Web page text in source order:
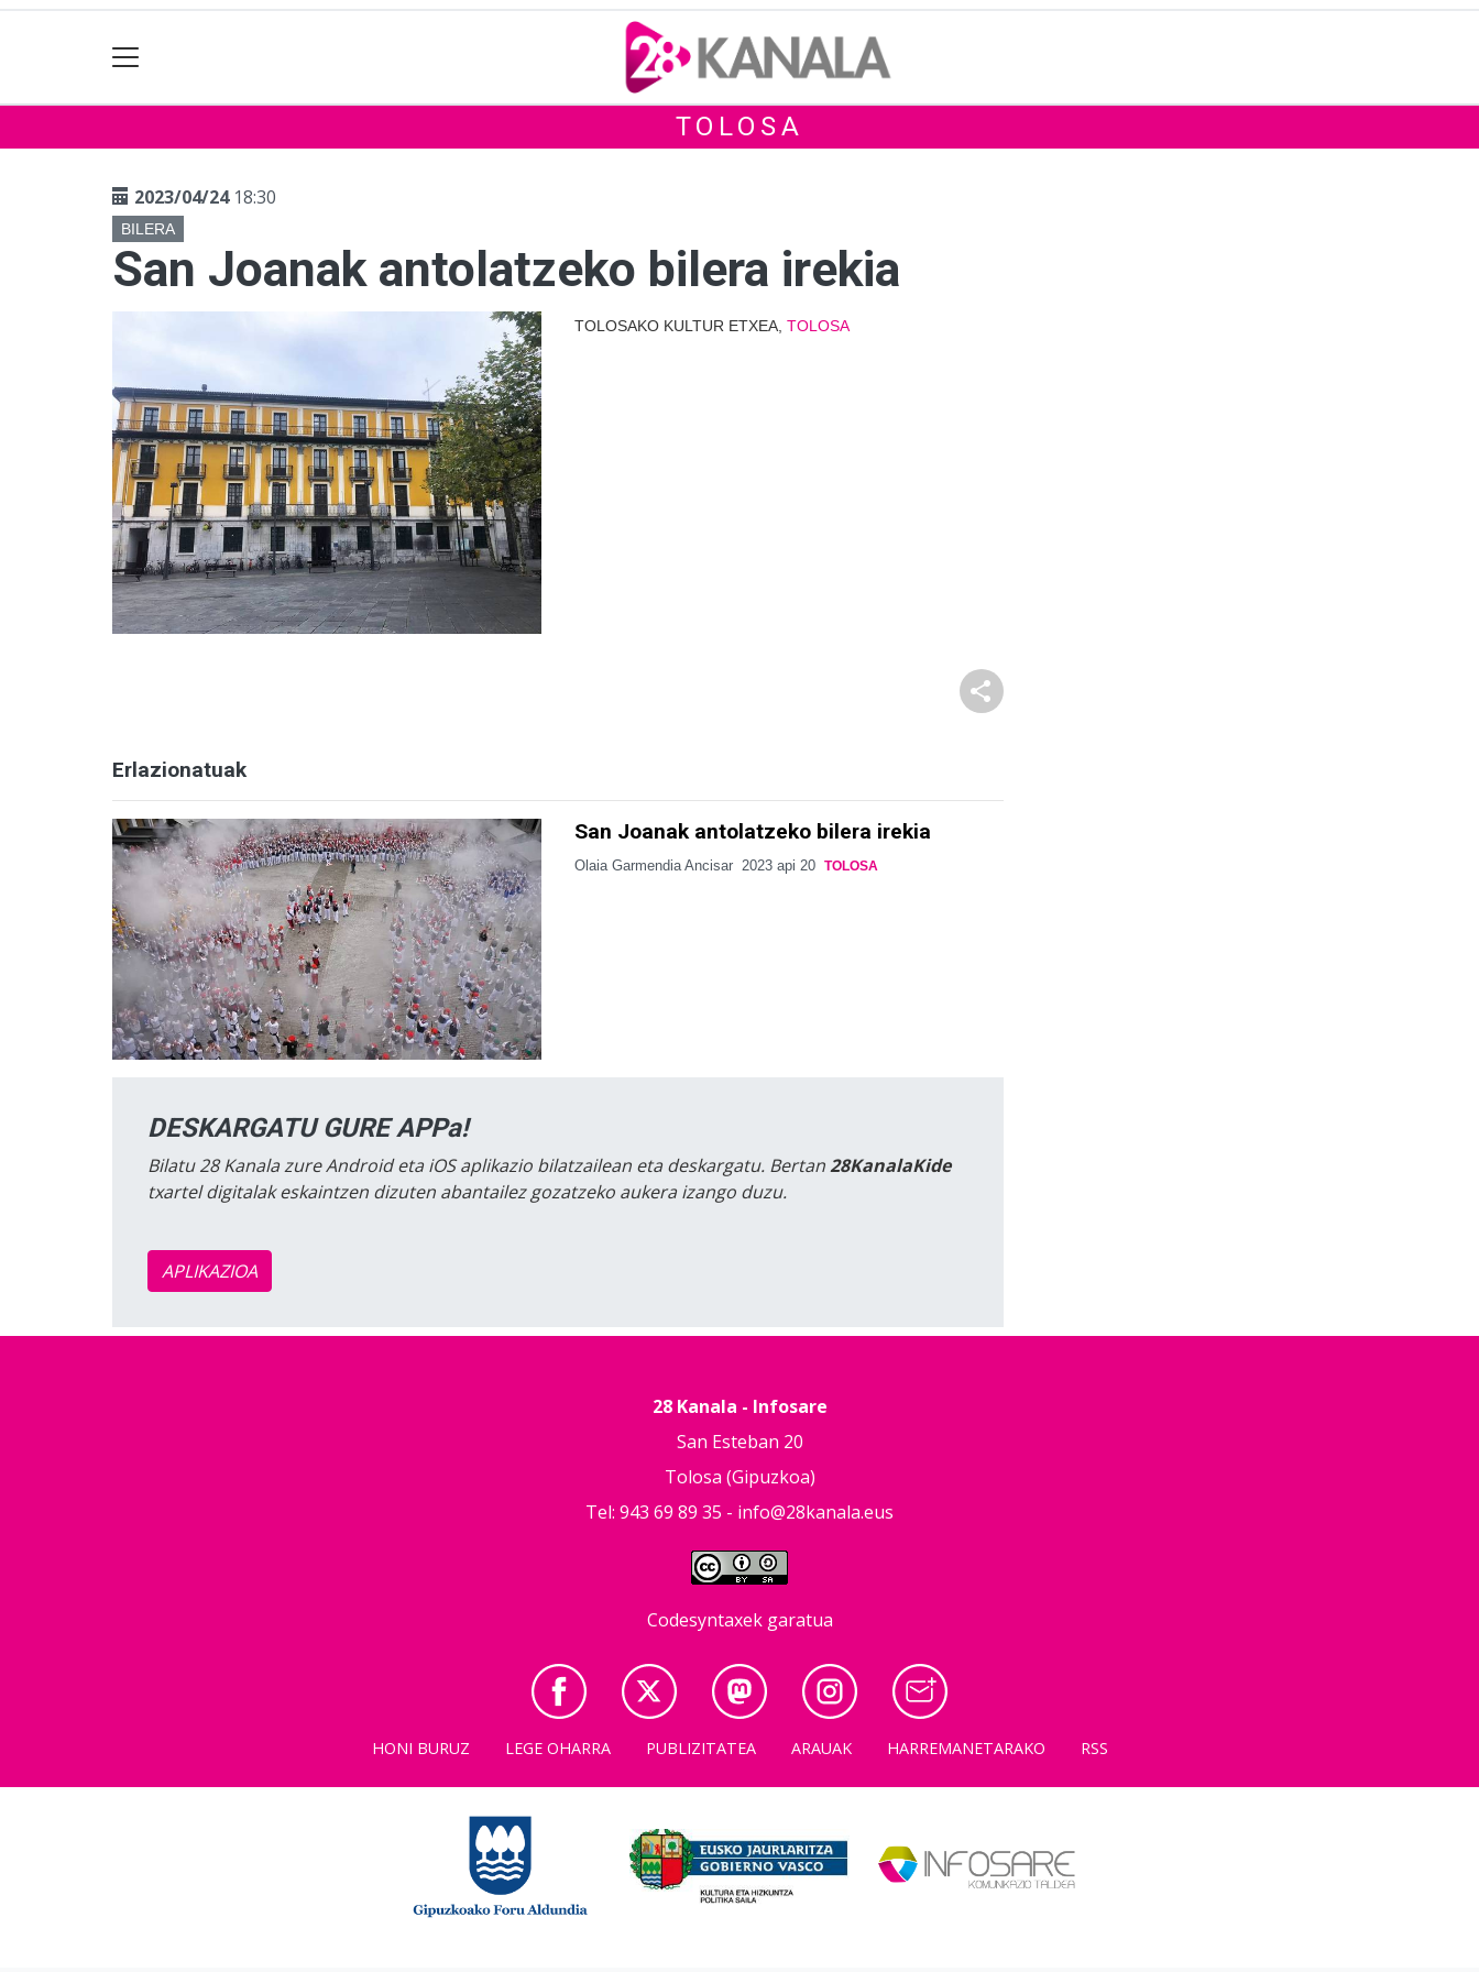
TOLOSA
2023/04/2418:30
BILERA
San Joanak antolatzeko bilera irekia
TOLOSAKO KULTUR ETXEA, TOLOSA
Erlazionatuak
San Joanak antolatzeko bilera irekia
Olaia Garmendia Ancisar 2023 api 20 TOLOSA
DESKARGATU GURE APPa!
Bilatu 28 Kanala zure Android eta iOS aplikazio bilatzailean eta deskargatu. Bertan28KanalaKide
txartel digitalak eskaintzen dizuten abantailez gozatzeko aukera izango duzu.
APLIKAZIOA
28 Kanala - Infosare
San Esteban 20
Tolosa (Gipuzkoa)
Tel: 943 69 89 35 - info@28kanala.eus
Codesyntaxek garatua
HONI BURUZ LEGE OHARRA PUBLIZITATEA ARAUAK HARREMANETARAKO RSS